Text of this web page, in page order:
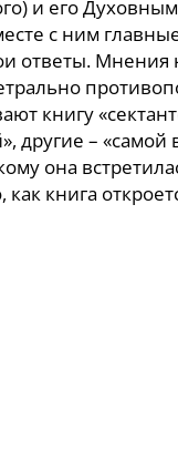
и его
с ним
ответы. Мнения
книгу
другие – «самой
она
книга